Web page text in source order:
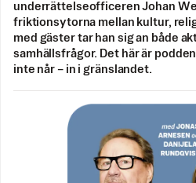
underrättelseofficeren Johan
friktionsytorna mellan kultur,
med gäster tar han sig an både
samhällsfrågor. Det här är
inte når – in i gränslandet.